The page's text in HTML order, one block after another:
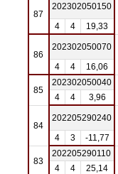
87
202302050150
4
4 19,33
86
202302050070
4
4 16,06
85
202302050040
4
4 3,96
84
202205290240
4
3 -11,77
83
202205290110
4
4 25,14